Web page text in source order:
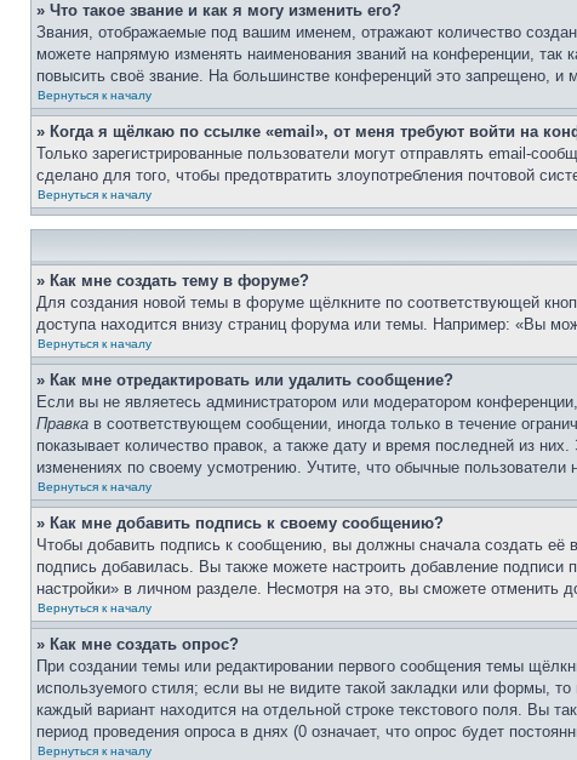
» Что такое звание и как я могу изменить его?
Звания, отображаемые под вашим именем, отражают количество
можете напрямую изменять наименования званий на конференции,
повысить своё звание. На большинстве конференций это запрещено, и
Вернуться к началу
» Когда я щёлкаю по ссылке «email», от меня требуют войти на
Только зарегистрированные пользователи могут отправлять email-
сделано для того, чтобы предотвратить злоупотребления почтовой
Вернуться к началу
» Как мне создать тему в форуме?
Для создания новой темы в форуме щёлкните по соответствующей
доступа находится внизу страниц форума или темы. Например: «Вы
Вернуться к началу
» Как мне отредактировать или удалить сообщение?
Если вы не являетесь администратором или модератором
Правка в соответствующем сообщении, иногда только в течение
показывает количество правок, а также дату и время последней из
изменениях по своему усмотрению. Учтите, что обычные пользователи
Вернуться к началу
» Как мне добавить подпись к своему сообщению?
Чтобы добавить подпись к сообщению, вы должны сначала создать
подпись добавилась. Вы также можете настроить добавление
настройки» в личном разделе. Несмотря на это, вы сможете
Вернуться к началу
» Как мне создать опрос?
При создании темы или редактировании первого сообщения темы
используемого стиля; если вы не видите такой закладки или формы,
каждый вариант находится на отдельной строке текстового поля. Вы
период проведения опроса в днях (0 означает, что опрос будет
Вернуться к началу